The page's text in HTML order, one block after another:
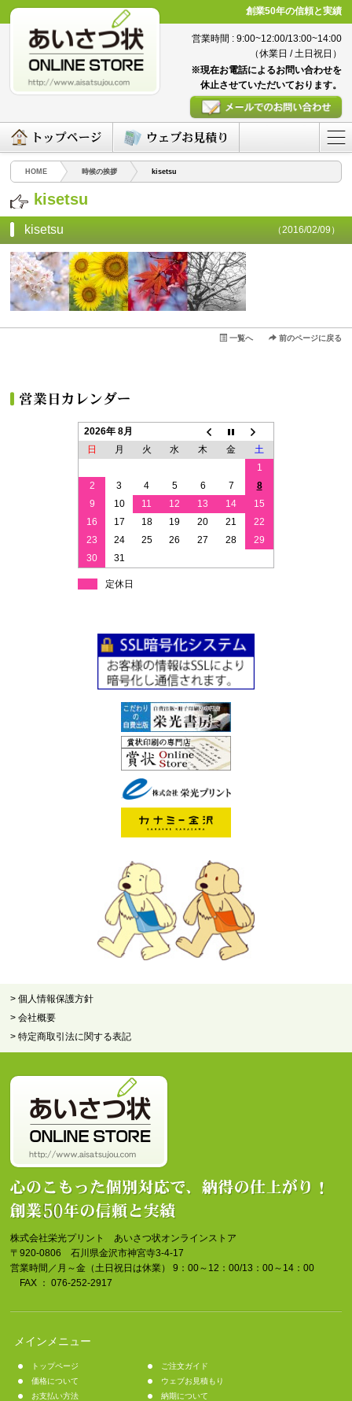
創業50年の信頼と実績
営業時間 : 9:00~12:00/13:00~14:00
（休業日 / 土日祝日）
※現在お電話によるお問い合わせを
休止させていただいております。
HOME 時候の挨拶 kisetsu
kisetsu
kisetsu （2016/02/09）
一覧へ 前のページに戻る
2026年 8月
日
月 火 水 木 金
土
1
2
3 4 5 6 7
8
9
10 11 12 13 14
15
16
17 18 19 20 21
22
23
24 25 26 27 28
29
30
31
定休日
> 個人情報保護方針
> 会社概要
> 特定商取引法に関する表記
株式会社栄光プリント あいさつ状オンラインストア
〒920-0806 石川県金沢市神宮寺3-4-17
営業時間／月～金（土日祝日は休業） 9：00～12：00/13：00～14：00
FAX ： 076-252-2917
メインメニュー
トップページ
ご注文ガイド
価格について
ウェブお見積もり
お支払い方法
納期について